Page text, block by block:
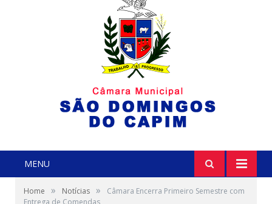
MENU
Home » Notícias »
Câmara Encerra Primeiro Semestre com
Entrega de Comendas